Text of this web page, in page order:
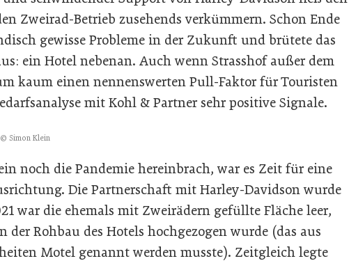
Zweirad-Betrieb zusehends verkümmern. Schon Ende
gewisse Probleme in der Zukunft und brütete das
ein Hotel nebenan. Auch wenn Strasshof außer dem
kaum einen nennenswerten Pull-Faktor für Touristen
mit Kohl & Partner sehr positive Signale.
© Simon Klein
noch die Pandemie hereinbrach, war es Zeit für eine
Die Partnerschaft mit Harley-Davidson wurde
war die ehemals mit Zweirädern gefüllte Fläche leer,
der Rohbau des Hotels hochgezogen wurde (das aus
Motel genannt werden musste). Zeitgleich legte